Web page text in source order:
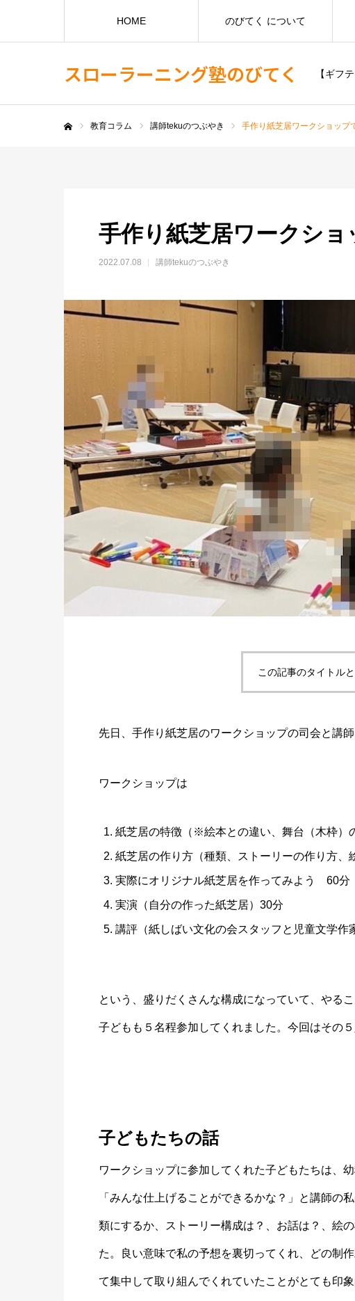
スローラーニング塾のびてく 【ギフ
HOME のびてく について
教育コラム 講師tekuのつぶやき 手作り紙芝居ワークショップ
手作り紙芝居ワークショ
2022.07.08 講師tekuのつぶやき
この記事のタイトル
先日、手作り紙芝居のワークショップの司会と講
ワークショップは
紙芝居の特徴（※絵本との違い、舞台（木枠）
紙芝居の作り方（種類、ストーリーの作り方
実際にオリジナル紙芝居を作ってみよう 60分
実演（自分の作った紙芝居）30分
講評（紙しばい文化の会スタッフと児童文学作
という、盛りだくさんな構成になっていて、やる
子どもも５名程参加してくれました。今回はその
子どもたちの話
ワークショップに参加してくれた子どもたちは、
「みんな仕上げることができるかな？」と講師の
類にするか、ストーリー構成は？、お話は？、絵
た。良い意味で私の予想を裏切ってくれ、どの制
て集中して取り組んでくれていたことがとても印